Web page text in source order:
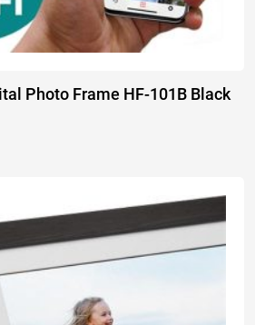
Photo Frame HF-101B Black